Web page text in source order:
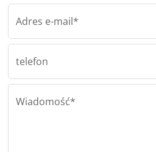
Maquinas
Adres e-mail*
telefon
Wiadomość*